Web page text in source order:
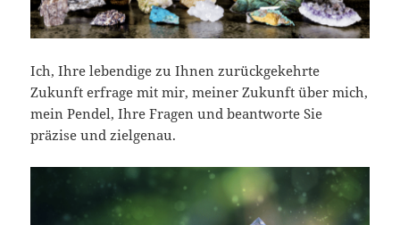
Ich, Ihre lebendige zu Ihnen zurückgekehrte
Zukunft erfrage mit mir, meiner Zukunft über mich,
mein Pendel, Ihre Fragen und beantworte Sie
präzise und zielgenau.